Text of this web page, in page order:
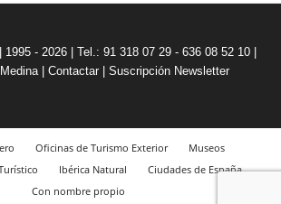
- 2026 | Tel.: 91 318 07 29 - 636 08 52 10 |
| Contactar | Suscripción Newsletter
Oficinas de Turismo Exterior
Museos
Ibérica Natural
Ciudades de España
Con nombre propio